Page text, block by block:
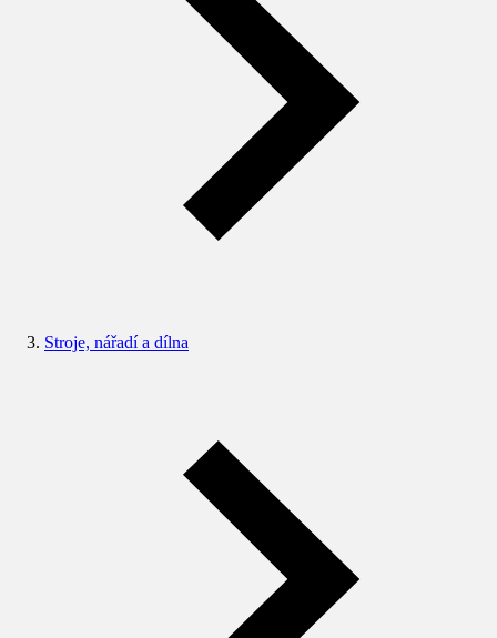
Stroje, nářadí a dílna